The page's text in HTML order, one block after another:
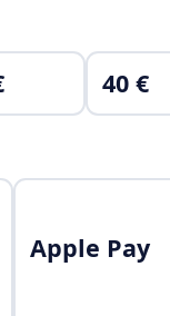
40 €
Apple Pay